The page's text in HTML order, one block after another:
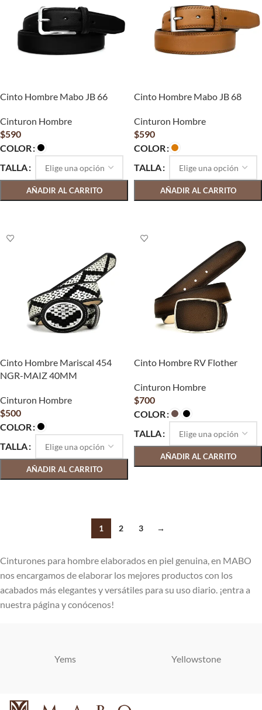
Cinto Hombre Mabo JB 66
Cinturon Hombre
$590
COLOR
TALLA
AÑADIR AL CARRITO
Cinto Hombre Mabo JB 68
Cinturon Hombre
$590
COLOR
TALLA
AÑADIR AL CARRITO
Cinto Hombre Mariscal 454
NGR-MAIZ 40MM
Cinturon Hombre
$500
COLOR
TALLA
AÑADIR AL CARRITO
Cinto Hombre RV Flother
Cinturon Hombre
$700
COLOR
TALLA
AÑADIR AL CARRITO
1 2 3 →
Cinturones para hombre elaborados en piel genuina, en MABO
nos encargamos de elaborar los mejores productos con los
acabados más elegantes y versátiles para su uso diario. ¡entra a
nuestra página y conócenos!
Yems Yellowstone